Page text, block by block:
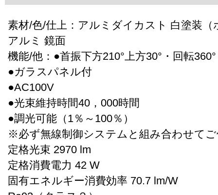
素材/色/仕上：アルミダイカスト 白塗装（
アルミ 鏡面
機能/他：●首振下方210°上方30°・回転360°
●ガラスパネル付
●AC100V
●光束維持時間40，000時間
●調光可能（1％～100％）
※必ず無線制御システムと組み合わせて
定格光束 2970 lm
定格消費電力 42 W
固有エネルギー消費効率 70.7 lm/W